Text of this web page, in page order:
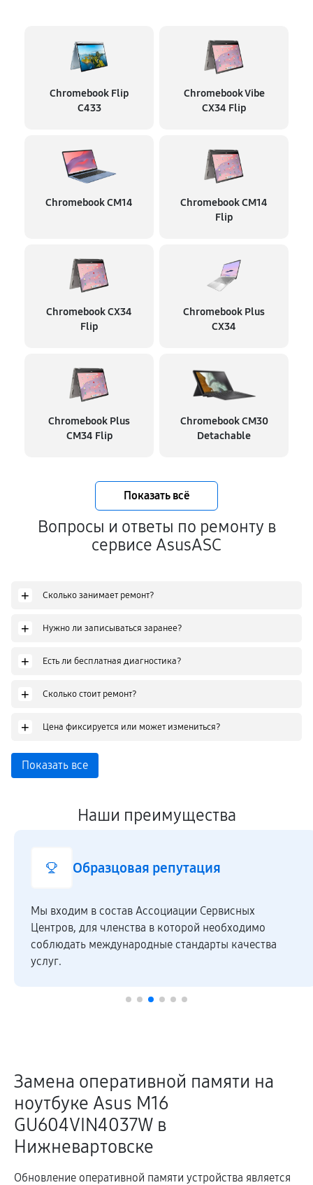
Chromebook Flip
C433
Chromebook Vibe
CX34 Flip
Chromebook CM14
Chromebook CM14
Flip
Chromebook CX34
Flip
Chromebook Plus
CX34
Chromebook Plus
CM34 Flip
Chromebook CM30
Detachable
Показать всё
Вопросы и ответы по ремонту в
сервисе AsusASC
+ Сколько занимает ремонт?
+ Нужно ли записываться заранее?
+ Есть ли бесплатная диагностика?
+ Сколько стоит ремонт?
+ Цена фиксируется или может измениться?
Показать все
Наши преимущества
Образцовая репутация
Мы входим в состав Ассоциации Сервисных
Центров, для членства в которой необходимо
соблюдать международные стандарты качества
услуг.
Замена оперативной памяти на
ноутбуке Asus M16
GU604VIN4037W в
Нижневартовске
Обновление оперативной памяти устройства является